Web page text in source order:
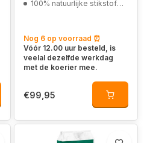
100% natuurlijke stikstofmeststof
Nog 6 op voorraad ⏰
Vóór 12.00 uur besteld, is
veelal dezelfde werkdag
met de koerier mee.
€99,95